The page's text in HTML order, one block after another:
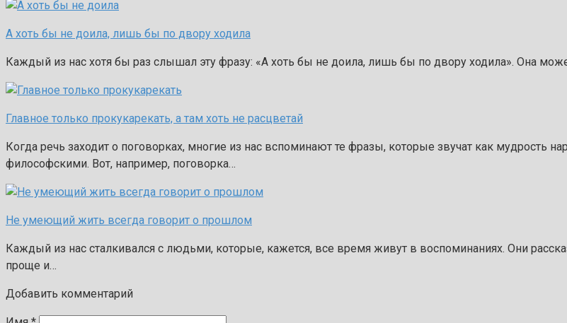
А хоть бы не доила, лишь бы по двору ходила
Каждый из нас хотя бы раз слышал эту фразу: «А хоть бы не доила, лишь бы по двору ходила». Она
Главное только прокукарекать, а там хоть не расцветай
Когда речь заходит о поговорках, многие из нас вспоминают те фразы, которые звучат как мудрость
философскими. Вот, например, поговорка…
Не умеющий жить всегда говорит о прошлом
Каждый из нас сталкивался с людьми, которые, кажется, все время живут в воспоминаниях. Они
проще и…
Добавить комментарий